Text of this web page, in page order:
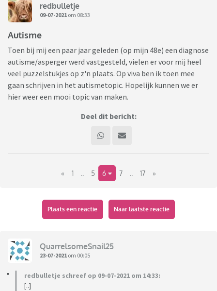
redbulletje
09-07-2021 om 08:33
Autisme
Toen bij mij een paar jaar geleden (op mijn 48e) een diagnose
autisme/asperger werd vastgesteld, vielen er voor mij heel
veel puzzelstukjes op z'n plaats. Op viva ben ik toen mee
gaan schrijven in het autismetopic. Hopelijk kunnen we er
hier weer een mooi topic van maken.
Deel dit bericht:
« 1 5 6 7 17 »
Plaats een reactie Naar laatste reactie
QuarrelsomeSnail25
23-07-2021 om 00:05
redbulletje schreef op 09-07-2021 om 14:33:
[..]